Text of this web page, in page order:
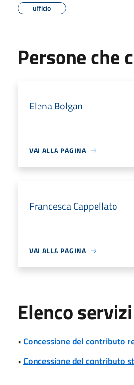
ufficio
Persone che
Elena Bolgan
VAI ALLA PAGINA
Francesca Cappellato
VAI ALLA PAGINA
Elenco
• Concessione del contributo
• Concessione del contributo